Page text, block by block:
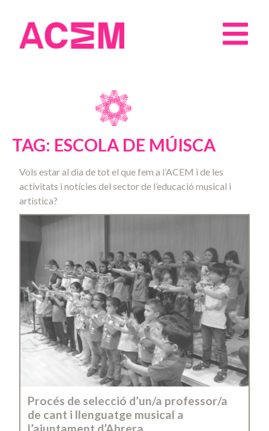
TAG: ESCOLA DE MÚISCA
Vols estar al dia de tot el que fem a l’ACEM i de les
activitats i notícies del sector de l’educació musical i
artística?
Procés de selecció d’un/a professor/a
de cant i llenguatge musical a